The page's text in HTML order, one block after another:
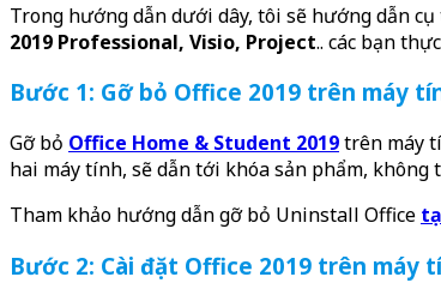
Trong hướng dẫn dưới dây, tôi sẽ hướng dẫn
2019 Professional, Visio, Project.. các bạn
Bước 1: Gỡ bỏ Office 2019 trên máy
Gỡ bỏ Office Home & Student 2019trên máy
hai máy tính, sẽ dẫn tới khóa sản phẩm, không
Tham khảo hướng dẫn gỡ bỏ Uninstall Office
Bước 2: Cài đặt Office 2019 trên máy